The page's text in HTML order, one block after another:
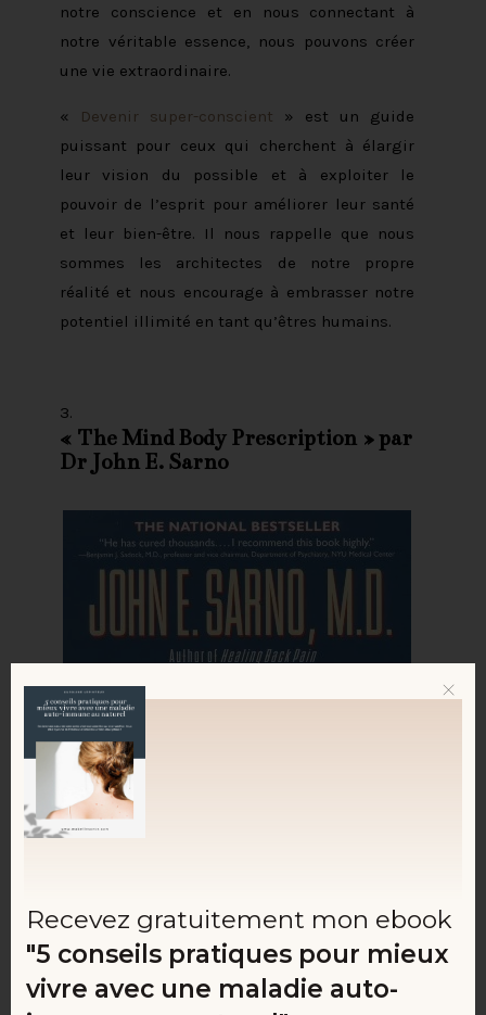
notre conscience et en nous connectant à
notre véritable essence, nous pouvons créer
une vie extraordinaire.
« Devenir super-conscient » est un guide
puissant pour ceux qui cherchent à élargir
leur vision du possible et à exploiter le
pouvoir de l’esprit pour améliorer leur santé
et leur bien-être. Il nous rappelle que nous
sommes les architectes de notre propre
réalité et nous encourage à embrasser notre
potentiel illimité en tant qu’êtres humains.
« The Mind Body Prescription» par
Dr John E. Sarno
Recevez gratuitement mon ebook
"5 conseils pratiques pour mieux
vivre avec une maladie auto-